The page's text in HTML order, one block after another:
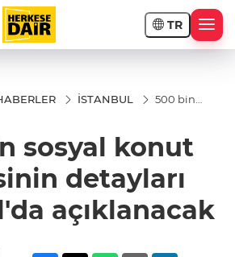
TR
İSTANBUL
500 bin
projesinin
detayları
açıklanacak
sosyal konut
detayları
açıklanacak